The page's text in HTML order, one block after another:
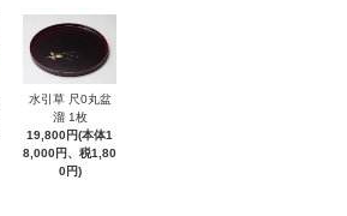
水引草 尺0丸盆
溜 1枚
19,800円(本体1
8,000円、税1,80
0円)